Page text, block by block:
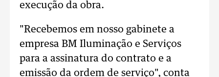
execução da obra.
"Recebemos em nosso gabinete a
empresa BM Iluminação e Serviços
para a assinatura do contrato e a
emissão da ordem de serviço", conta